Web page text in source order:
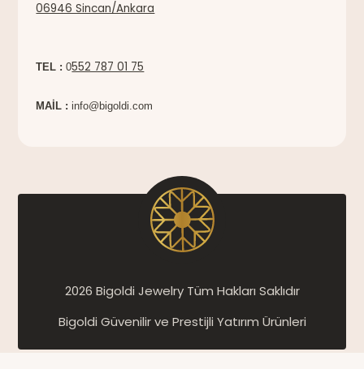
06946 Sincan/Ankara
TEL : 0552 787 01 75
MAİL :info@bigoldi.com
2026 Bigoldi Jewelry Tüm Hakları Saklıdır
Bigoldi Güvenilir ve Prestijli Yatırım Ürünleri